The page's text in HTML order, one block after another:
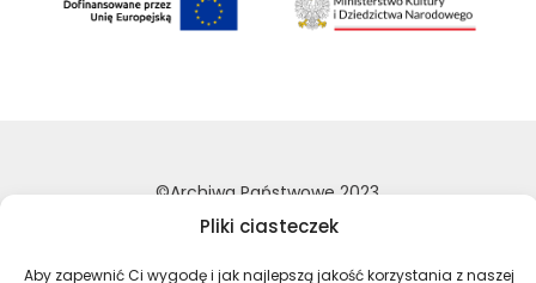
Pliki ciasteczek
Aby zapewnić Ci wygodę i jak najlepszą jakość korzystania z naszej
©Archiwa Państwowe 2023
Wykonanie:nFinity.pl
Deklaracja dostępności